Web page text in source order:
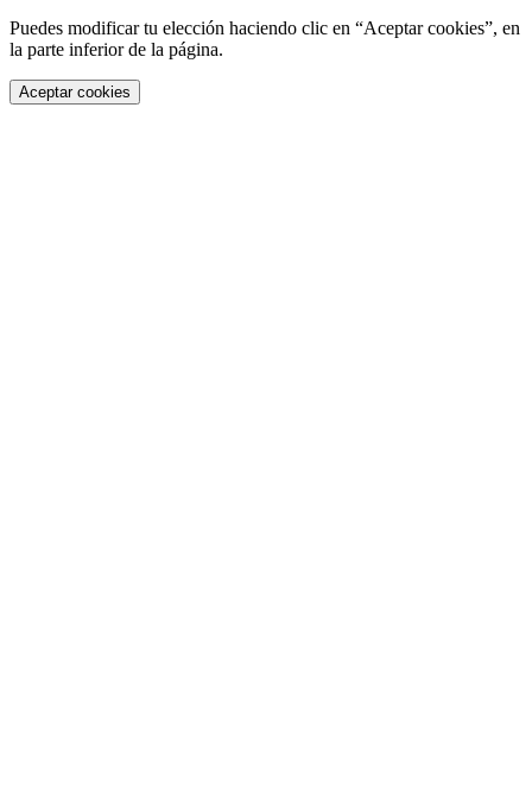
Puedes modificar tu elección haciendo clic en “Aceptar cookies”, en
la parte inferior de la página.
Aceptar cookies